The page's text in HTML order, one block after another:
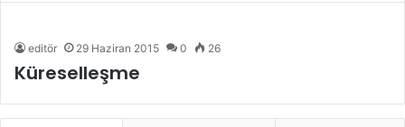
editör 29 Haziran 2015 0 26
Küreselleşme